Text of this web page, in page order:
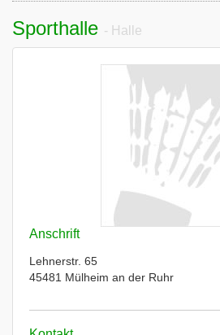
Sporthalle - Halle
Anschrift
Lehnerstr. 65
45481 Mülheim an der Ruhr